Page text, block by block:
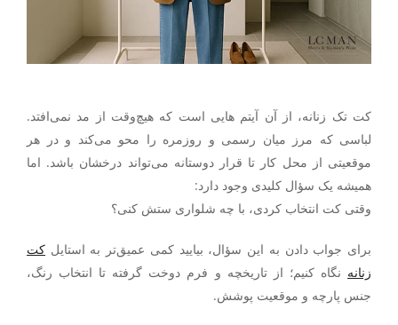
کت تک زنانه، از آن آیتم هایی است که هیچ‌وقت از مد نمی‌افتد.
لباسی که مرز میان رسمی و روزمره را محو می‌کند و در هر
موقعیتی از محل کار تا قرار دوستانه می‌تواند درخشان باشد. اما
همیشه یک سؤال کلیدی وجود دارد:
وقتی کت انتخاب کردی، با چه شلواری ستش کنی؟
برای جواب دادن به این سؤال، بیایید کمی عمیق‌تر به استایل کت
زنانه نگاه کنیم؛ از تاریخچه و فرم دوخت گرفته تا انتخاب رنگ،
جنس پارچه و موقعیت پوشش.